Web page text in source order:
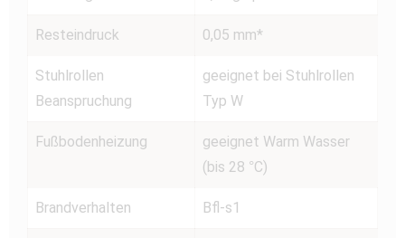
Resteindruck 0,05 mm*
Stuhlrollen
Beanspruchung
geeignet bei Stuhlrollen
Typ W
Fußbodenheizung
geeignet Warm Wasser
(bis 28 °C)
Brandverhalten Bfl-s1